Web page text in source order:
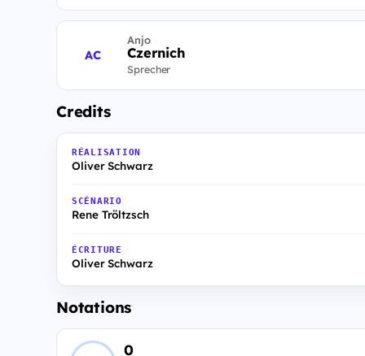
AC
Anjo
Czernich
Sprecher
Credits
RÉALISATION
Oliver Schwarz
SCÉNARIO
Rene Tröltzsch
ÉCRITURE
Oliver Schwarz
Notations
0